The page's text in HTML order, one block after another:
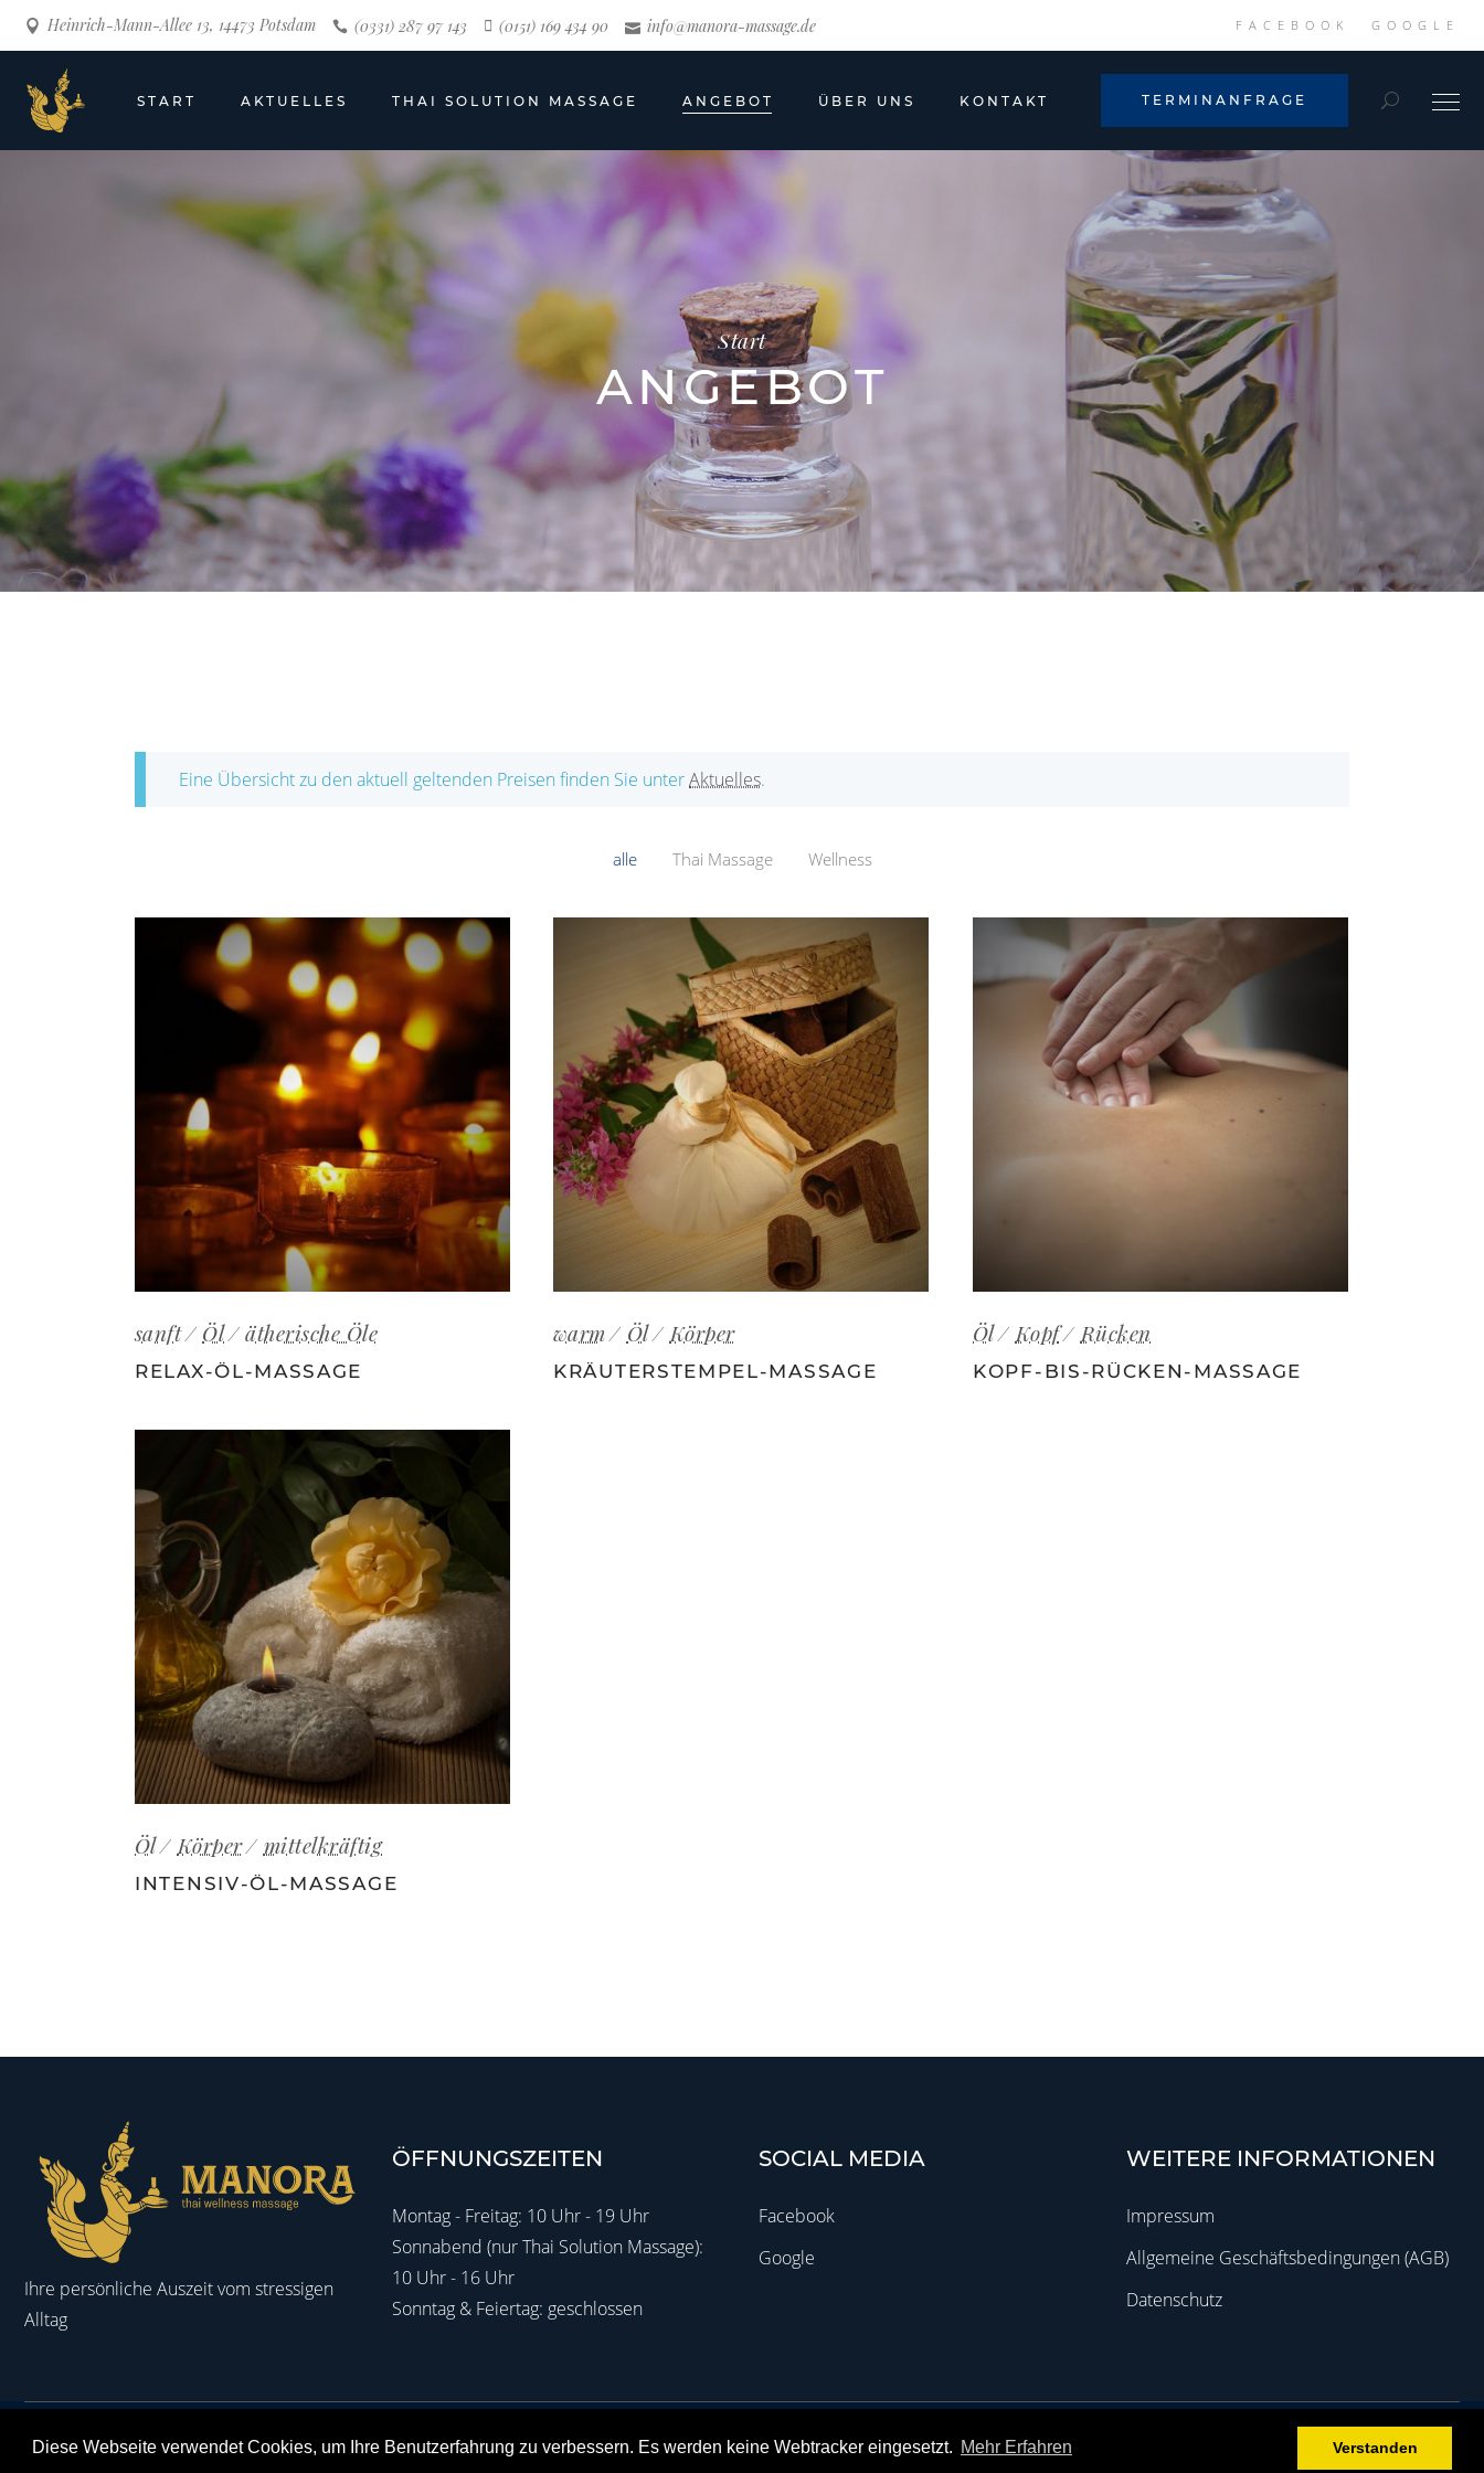
Diese Webseite verwendet Cookies, um Ihre Benutzerfahrung zu verbessern. Es werden keine Webtracker eingesetzt. Mehr Erfahren Verstanden
Heinrich-Mann-Allee 13, 14473 Potsdam (0331) 287 97 143 (0151) 169 434 90 info@manora-massage.de FACEBOOK GOOGLE
START AKTUELLES THAI SOLUTION MASSAGE ANGEBOT ÜBER UNS KONTAKT TERMINANFRAGE
Start
ANGEBOT
Eine Übersicht zu den aktuell geltenden Preisen finden Sie unterAktuelles.
alle Thai Massage Wellness
sanft Öl ätherische Öle
RELAX-ÖL-MASSAGE
warm Öl Körper
KRÄUTERSTEMPEL-MASSAGE
Öl Kopf Rücken
KOPF-BIS-RÜCKEN-MASSAGE
Öl Körper mittelkräftig
INTENSIV-ÖL-MASSAGE
Ihre persönliche Auszeit vom stressigen
Alltag
ÖFFNUNGSZEITEN
Montag - Freitag: 10 Uhr - 19 Uhr
Sonnabend (nur Thai Solution Massage):
10 Uhr - 16 Uhr
Sonntag & Feiertag: geschlossen
SOCIAL MEDIA
Facebook
Google
WEITERE INFORMATIONEN
Impressum
Allgemeine Geschäftsbedingungen (AGB)
Datenschutz
Heinrich-Mann-Allee 13, 14473 Potsdam (0331) 287 97 143 (0151) 169 434 90 info@manora-massage.de Trilby Media